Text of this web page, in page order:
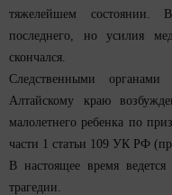
тяжелейшем состоянии.
последнего, но усилия
скончался.
Следственными
Алтайскому краю
малолетнего ребенка по
части 1 статьи 109 УК РФ
В настоящее время ведется
трагедии.